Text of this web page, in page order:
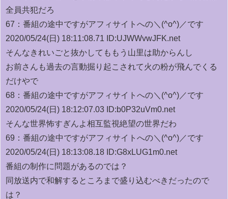
全員共犯だろ
67： 番組の途中ですがアフィサイトへの＼(^o^)／です
2020/05/24(日) 18:11:08.71 ID:UJWWvwJFK.net
そんなきれいごと抜かしてももう山里は助からんし
お前さんも過去の言動掘り起こされて火の粉が飛んでくる
だけやで
68： 番組の途中ですがアフィサイトへの＼(^o^)／です
2020/05/24(日) 18:12:07.03 ID:b0P32uVm0.net
そんな世界怖すぎんよ相互監視絶望の世界だわ
69： 番組の途中ですがアフィサイトへの＼(^o^)／です
2020/05/24(日) 18:13:08.18 ID:G8xLUG1m0.net
番組の制作に問題があるのでは？
同放送内で和解するところまで盛り込むべきだったので
は？